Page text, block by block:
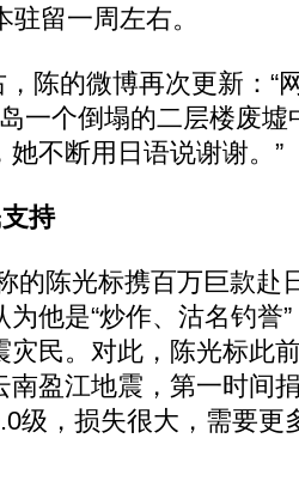
留一周左右。
陈的微博再次更新：“
一个倒塌的二层楼废
不断用日语说谢谢。”
持
陈光标携百万巨款赴
他是“炒作、沽名钓誉
灾民。对此，陈光标此
南盈江地震，第一时间
级，损失很大，需要更